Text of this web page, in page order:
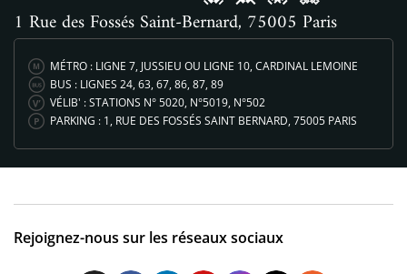
1 Rue des Fossés Saint-Bernard, 75005 Paris
MÉTRO : LIGNE 7, JUSSIEU OU LIGNE 10, CARDINAL LEMOINE
BUS : LIGNES 24, 63, 67, 86, 87, 89
VÉLIB' : STATIONS N° 5020, N°5019, N°502
PARKING : 1, RUE DES FOSSÉS SAINT BERNARD, 75005 PARIS
Rejoignez-nous sur les réseaux sociaux